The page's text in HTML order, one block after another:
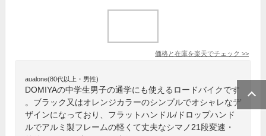
価格と在庫を楽天でチェック >>
aualone(80代以上・男性)
DOMIYAの中学生男子の通学にも使えるロードバイクです
。ブラック又はオレンジカラーのシンプルでオシャレなデ
ザインになっており、フラットハンドル/ドロップハンド
ルでアルミ製フレームの軽くて丈夫なシマノ21段変速・